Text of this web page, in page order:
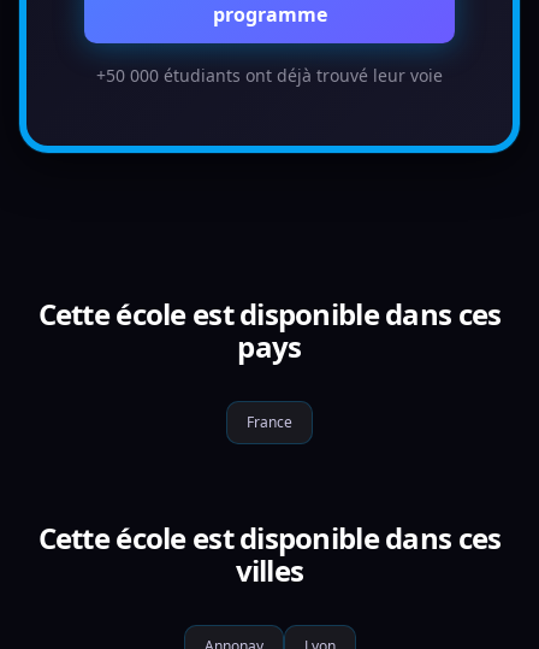
programme
+50 000 étudiants ont déjà trouvé leur voie
Cette école est disponible dans ces
pays
France
Cette école est disponible dans ces
villes